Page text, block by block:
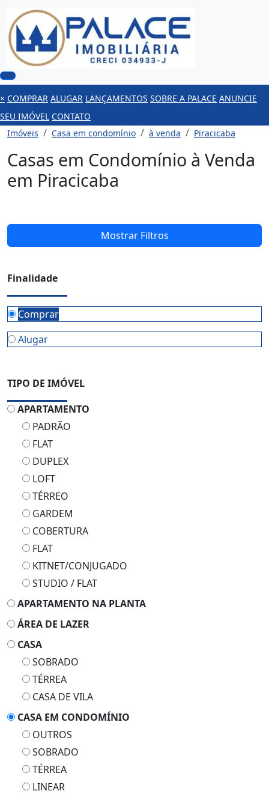
× COMPRAR ALUGAR LANÇAMENTOS SOBRE A PALACE ANUNCIE
SEU IMÓVEL CONTATO
Imóveis
Casa em condomínio à venda Piracicaba
Casas em Condomínio à Venda
em Piracicaba
Mostrar Filtros
Finalidade
Comprar
Alugar
TIPO DE IMÓVEL
APARTAMENTO
PADRÃO
FLAT
DUPLEX
LOFT
TÉRREO
GARDEM
COBERTURA
FLAT
KITNET/CONJUGADO
STUDIO / FLAT
APARTAMENTO NA PLANTA
ÁREA DE LAZER
CASA
SOBRADO
TÉRREA
CASA DE VILA
CASA EM CONDOMÍNIO
OUTROS
SOBRADO
TÉRREA
LINEAR